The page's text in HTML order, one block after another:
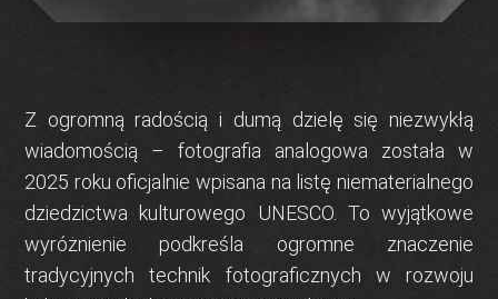
Z ogromną radością i dumą dzielę się niezwykłą
wiadomością – fotografia analogowa została w
2025 roku oficjalnie wpisana na listę niematerialnego
dziedzictwa kulturowego UNESCO. To wyjątkowe
wyróżnienie podkreśla ogromne znaczenie
tradycyjnych technik fotograficznych w rozwoju